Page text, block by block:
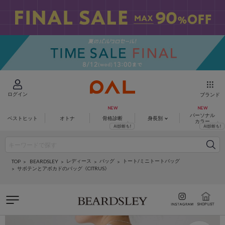
ログイン ブランド
ベストヒット オトナ 骨格診断 身長別
パーソナル
カラー
TOP BEARDSLEY レディース バッグ
トート/ミニトートバッグ
サボテンとアボカドのバッグ《CITRUS》